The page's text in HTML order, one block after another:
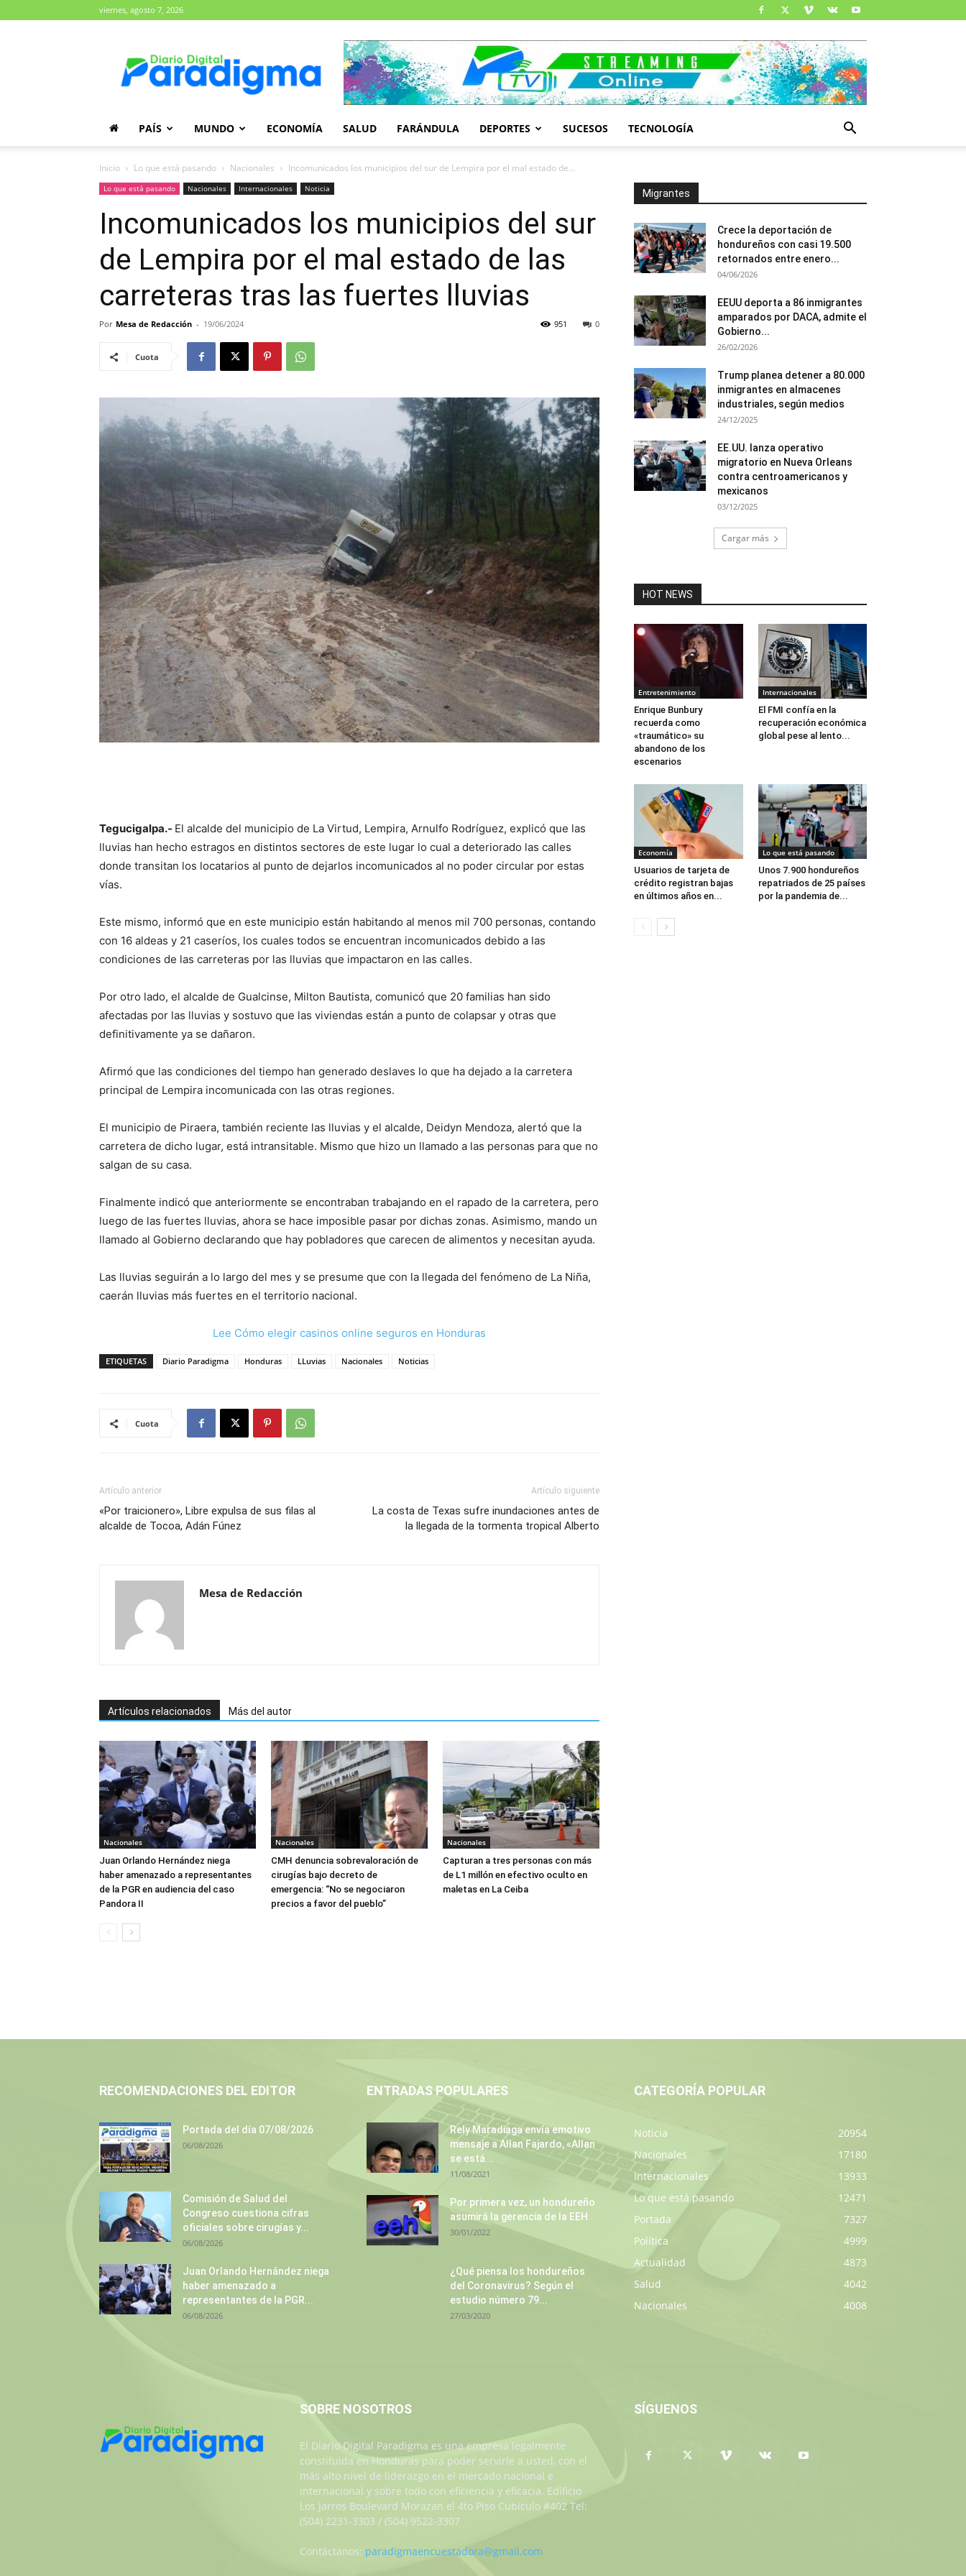
viernes, agosto 7, 2026
Paradigma
PAÍS MUNDO ECONOMÍA SALUD FARÁNDULA DEPORTES SUCESOS TECNOLOGÍA
Inicio Lo que está pasando Nacionales Incomunicados los municipios del sur de Lempira por el mal estado de...
Lo que está pasando Nacionales Internacionales Noticia
Incomunicados los municipios del sur
de Lempira por el mal estado de las
carreteras tras las fuertes lluvias
Por Mesa de Redacción - 19/06/2024 0
951
Cuota
Tegucigalpa.- El alcalde del municipio de La Virtud, Lempira, Arnulfo Rodríguez, explicó que las
lluvias han hecho estragos en distintos sectores de este lugar lo cual a deteriorado las calles
donde transitan los locatarios al punto de dejarlos incomunicados al no poder circular por estas
vías.
Este mismo, informó que en este municipio están habitando al menos mil 700 personas, contando
con 16 aldeas y 21 caseríos, los cuales todos se encuentran incomunicados debido a las
condiciones de las carreteras por las lluvias que impactaron en las calles.
Por otro lado, el alcalde de Gualcinse, Milton Bautista, comunicó que 20 familias han sido
afectadas por las lluvias y sostuvo que las viviendas están a punto de colapsar y otras que
definitivamente ya se dañaron.
Afirmó que las condiciones del tiempo han generado deslaves lo que ha dejado a la carretera
principal de Lempira incomunicada con las otras regiones.
El municipio de Piraera, también reciente las lluvias y el alcalde, Deidyn Mendoza, alertó que la
carretera de dicho lugar, está intransitable. Mismo que hizo un llamado a las personas para que no
salgan de su casa.
Finalmente indicó que anteriormente se encontraban trabajando en el rapado de la carretera, pero
luego de las fuertes lluvias, ahora se hace imposible pasar por dichas zonas. Asimismo, mando un
llamado al Gobierno declarando que hay pobladores que carecen de alimentos y necesitan ayuda.
Las lluvias seguirán a lo largo del mes y se presume que con la llegada del fenómeno de La Niña,
caerán lluvias más fuertes en el territorio nacional.
Lee Cómo elegir casinos online seguros en Honduras
ETIQUETAS Diario Paradigma Honduras LLuvias Nacionales Noticias
Cuota
Artículo anterior
«Por traicionero», Libre expulsa de sus filas al
alcalde de Tocoa, Adán Fúnez
Artículo siguiente
La costa de Texas sufre inundaciones antes de
la llegada de la tormenta tropical Alberto
Mesa de Redacción
Artículos relacionados Más del autor
Nacionales
Juan Orlando Hernández niega
haber amenazado a representantes
de la PGR en audiencia del caso
Pandora II
Nacionales
CMH denuncia sobrevaloración de
cirugías bajo decreto de
emergencia: “No se negociaron
precios a favor del pueblo”
Nacionales
Capturan a tres personas con más
de L1 millón en efectivo oculto en
maletas en La Ceiba
Migrantes
Crece la deportación de
hondureños con casi 19.500
retornados entre enero...
04/06/2026
EEUU deporta a 86 inmigrantes
amparados por DACA, admite el
Gobierno...
26/02/2026
Trump planea detener a 80.000
inmigrantes en almacenes
industriales, según medios
24/12/2025
EE.UU. lanza operativo
migratorio en Nueva Orleans
contra centroamericanos y
mexicanos
03/12/2025
Cargar más
HOT NEWS
Entretenimiento
Enrique Bunbury
recuerda como
«traumático» su
abandono de los
escenarios
Internacionales
El FMI confía en la
recuperación económica
global pese al lento...
Economía
Usuarios de tarjeta de
crédito registran bajas
en últimos años en...
Lo que está pasando
Unos 7.900 hondureños
repatriados de 25 países
por la pandemia de...
RECOMENDACIONES DEL EDITOR
Portada del día 07/08/2026
06/08/2026
Comisión de Salud del
Congreso cuestiona cifras
oficiales sobre cirugías y...
06/08/2026
Juan Orlando Hernández niega
haber amenazado a
representantes de la PGR...
06/08/2026
ENTRADAS POPULARES
Rely Maradiaga envía emotivo
mensaje a Allan Fajardo, «Allan
se está...
11/08/2021
Por primera vez, un hondureño
asumirá la gerencia de la EEH
30/01/2022
¿Qué piensa los hondureños
del Coronavirus? Según el
estudio número 79...
27/03/2020
CATEGORÍA POPULAR
Noticia
20954
Nacionales
17180
Internacionales
13933
Lo que está pasando
12471
Portada
7327
Política
4999
Actualidad
4873
Salud
4042
Nacionales
4008
SOBRE NOSOTROS
El Diario Digital Paradigma es una empresa legalmente
constituida en Honduras para poder servirle a usted, con el
más alto nivel de liderazgo en el mercado nacional e
internacional y sobre todo con eficiencia y eficacia. Edificio
Los Jarros Boulevard Morazan el 4to Piso Cubiculo #402 Tel:
(504) 2231-3303 / (504) 9522-3307
Contáctanos: paradigmaencuestadora@gmail.com
SÍGUENOS